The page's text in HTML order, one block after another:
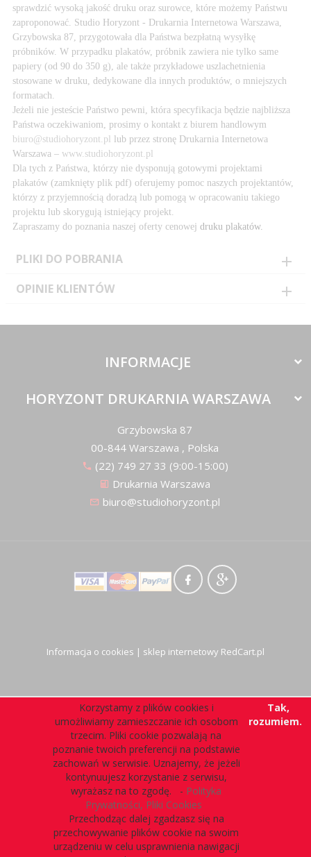
sprawdzić wysoką jakość druku oraz surowce, które możemy Państwu
zaproponować. Studio Horyzont - Drukarnia Internetowa Warszawa,
Grzybowska 87, przygotowała dla Państwa bezpłatną wysyłkę
próbników. W przypadku plakatów, próbnik zawiera nie tylko same
papiery (od 90 do 350 g), ale także przykładowe uszlachetnienia
stosowane w druku, dedykowane dla innych produktów, o mniejszych
formatach.
Jeżeli nie jesteście Państwo pewni, która specyfikacja będzie najbliższa
Państwa oczekiwaniom, prosimy o kontakt z biurem handlowym
biuro@studiohoryzont.pl
lub przez stronę Drukarnia Internetowa
Warszawa – www.studiohoryzont.pl
Dla tych z Państwa, którzy nie dysponują gotowymi projektami
plakatów (zamknięty plik pdf) oferujemy pomoc naszych projektantów,
którzy z przyjemnością doradzą lub pomogą w opracowaniu takiego
projektu lub skorygują istniejący projekt.
Zapraszamy do poznania naszej oferty cenowej druku plakatów.
PLIKI DO POBRANIA
OPINIE KLIENTÓW
INFORMACJE
HORYZONT DRUKARNIA WARSZAWA
Grzybowska 87
00-844 Warszawa , Polska
(22) 749 27 33 (9:00-15:00)
Drukarnia Warszawa
biuro@studiohoryzont.pl
Informacja o cookies | sklep internetowy RedCart.pl
Korzystamy z plików cookies i
umożliwiamy zamieszczanie ich osobom
trzecim. Pliki cookie pozwalają na
poznanie twoich preferencji na podstawie
zachowań w serwisie. Uznajemy, że jeżeli
kontynuujesz korzystanie z serwisu,
wyrażasz na to zgodę. - Polityka
Prywatności, Pliki Cookies
Przechodząc dalej zgadzasz się na
przechowywanie plików cookie na swoim
urządzeniu w celu usprawnienia nawigacji
Tak,
rozumiem.